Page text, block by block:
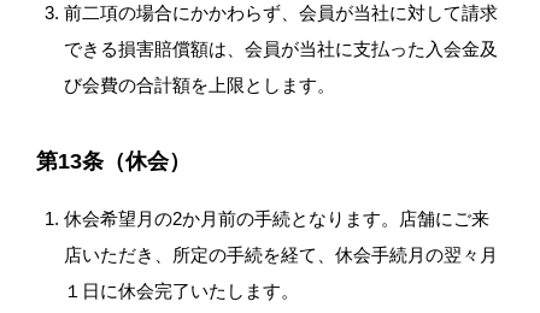
前二項の場合にかかわらず、会員が当社に対して請求
できる損害賠償額は、会員が当社に支払った入会金及
び会費の合計額を上限とします。
第13条（休会）
休会希望月の2か月前の手続となります。店舗にご来
店いただき、所定の手続を経て、休会手続月の翌々月
１日に休会完了いたします。